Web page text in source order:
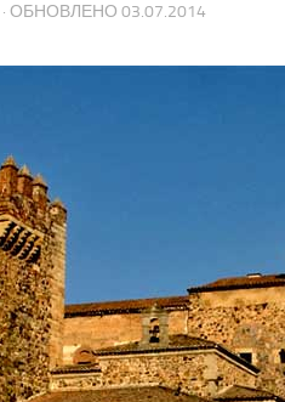
· ОБНОВЛЕНО 03.07.2014